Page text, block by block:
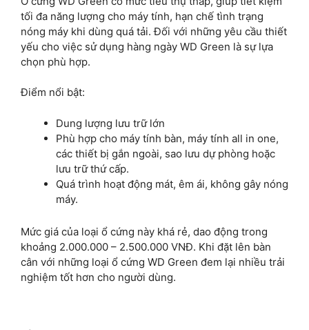
tối đa năng lượng cho máy tính, hạn chế tình trạng
nóng máy khi dùng quá tải. Đối với những yêu cầu thiết
yếu cho việc sử dụng hàng ngày WD Green là sự lựa
chọn phù hợp.
Điểm nổi bật:
Dung lượng lưu trữ lớn
Phù hợp cho máy tính bàn, máy tính all in one,
các thiết bị gắn ngoài, sao lưu dự phòng hoặc
lưu trữ thứ cấp.
Quá trình hoạt động mát, êm ái, không gây nóng
máy.
Mức giá của loại ổ cứng này khá rẻ, dao động trong
khoảng 2.000.000 – 2.500.000 VNĐ. Khi đặt lên bàn
cân với những loại ổ cứng WD Green đem lại nhiều trải
nghiệm tốt hơn cho người dùng.